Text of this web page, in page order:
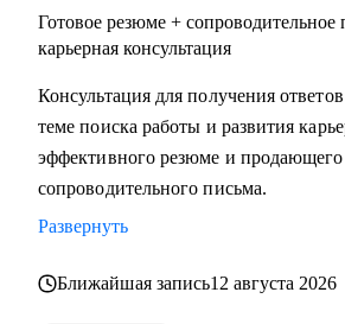
Готовое резюме + сопроводительное
карьерная консультация
Консультация для получения
теме поиска работы и развития
эффективного резюме и продающего
сопроводительного письма.
Развернуть
Ближайшая запись12 августа 2026